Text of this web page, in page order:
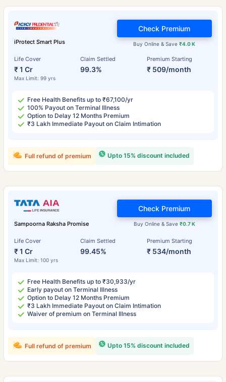
iProtect Smart Plus
Life Cover
₹ 1 Cr
Max Limit: 99 yrs
Claim Settled
99.3%
Premium Starting
₹ 509/month
Buy Online & Save₹4.0 K
Check Premium
Free Health Benefits up to ₹67,100/yr
100% Payout on Terminal Illness
Option to Delay 12 Months Premium
₹3 Lakh Immediate Payout on Claim Intimation
Upto 15% discount included
Full refund of premium
Sampoorna Raksha Promise
Life Cover
₹ 1 Cr
Max Limit: 100 yrs
Claim Settled
99.45%
Premium Starting
₹ 534/month
Buy Online & Save ₹0.7 K
Check Premium
Free Health Benefits up to ₹30,933/yr
Early payout on Terminal Illness
Option to Delay 12 Months Premium
₹3 Lakh Immediate Payout on Claim Intimation
Waiver of premium on Terminal Illness
Upto 15% discount included
Full refund of premium